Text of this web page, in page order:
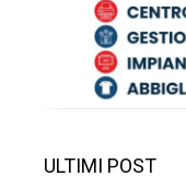
ULTIMI POST